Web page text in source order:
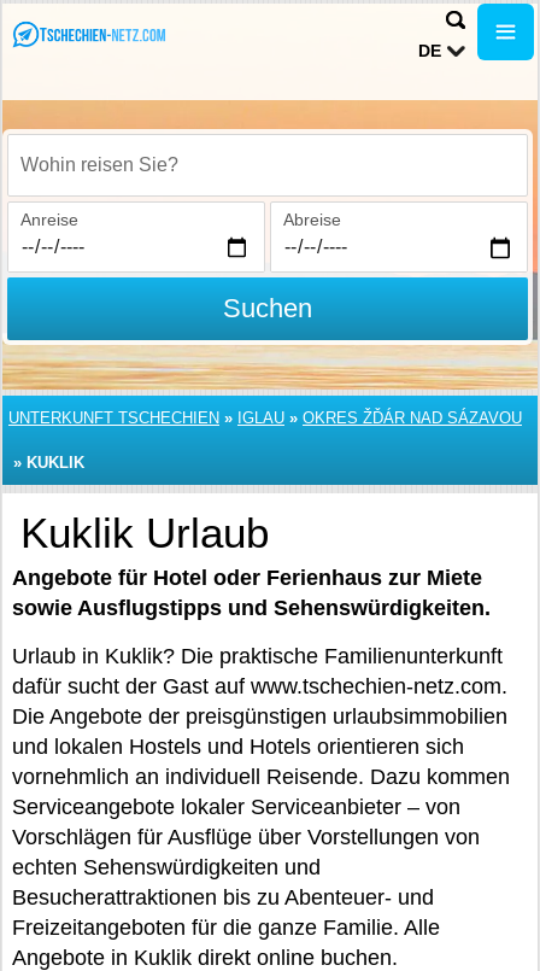
DE
Wohin reisen Sie?
Anreise Abreise
Suchen
UNTERKUNFT TSCHECHIEN » IGLAU » OKRES ŽĎÁR NAD SÁZAVOU
» KUKLIK
Kuklik Urlaub
Angebote für Hotel oder Ferienhaus zur Miete
sowie Ausflugstipps und Sehenswürdigkeiten.
Urlaub in Kuklik? Die praktische Familienunterkunft
dafür sucht der Gast auf www.tschechien-netz.com.
Die Angebote der preisgünstigen urlaubsimmobilien
und lokalen Hostels und Hotels orientieren sich
vornehmlich an individuell Reisende. Dazu kommen
Serviceangebote lokaler Serviceanbieter – von
Vorschlägen für Ausflüge über Vorstellungen von
echten Sehenswürdigkeiten und
Besucherattraktionen bis zu Abenteuer- und
Freizeitangeboten für die ganze Familie. Alle
Angebote in Kuklik direkt online buchen.